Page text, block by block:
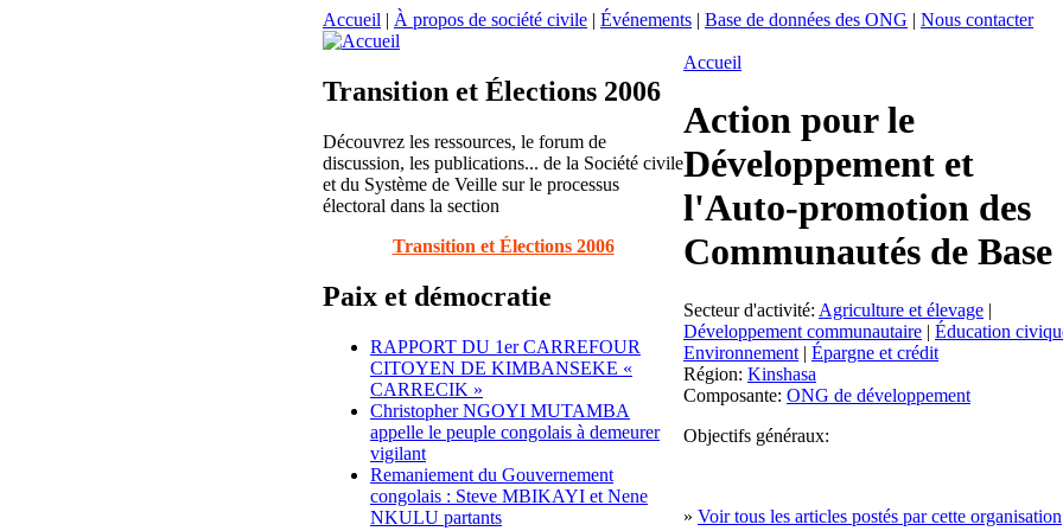
Accueil | À propos de société civile | Événements | Base de données des ONG | Nous contacter
Transition et Élections 2006
Découvrez les ressources, le forum de
discussion, les publications... de la Société civile
et du Système de Veille sur le processus
électoral dans la section
Transition et Élections 2006
Paix et démocratie
RAPPORT DU 1er CARREFOUR
CITOYEN DE KIMBANSEKE «
CARRECIK »
Christopher NGOYI MUTAMBA
appelle le peuple congolais à demeurer
vigilant
Remaniement du Gouvernement
congolais : Steve MBIKAYI et Nene
NKULU partants
Accueil
Action pour le
Développement et
l'Auto-promotion des
Communautés de Base
Secteur d'activité: Agriculture et élevage |
Développement communautaire | Éducation
Environnement | Épargne et crédit
Région: Kinshasa
Composante: ONG de développement
Objectifs généraux:
» Voir tous les articles postés par cette organisation